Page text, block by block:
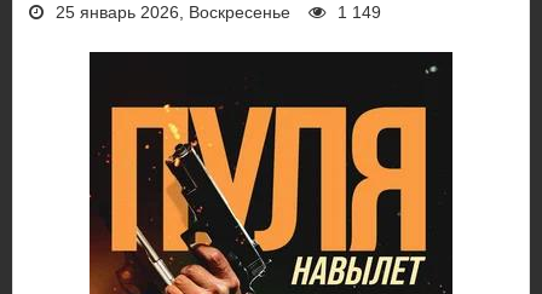
25 январь 2026, Воскресенье 1 149